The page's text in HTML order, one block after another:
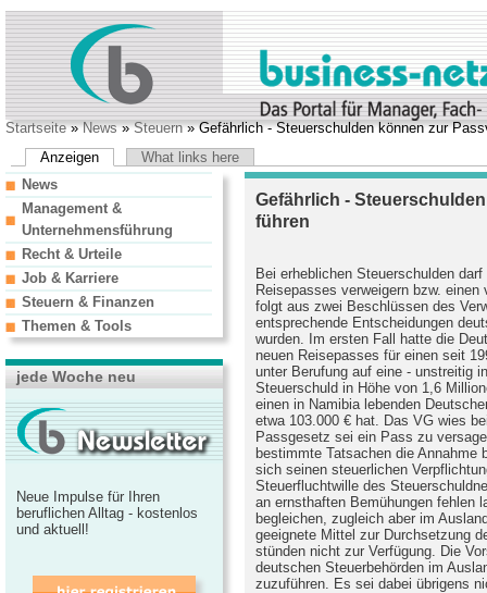
Startseite»News»Steuern» Gefährlich - Steuerschulden können zur
Anzeigen
What links here
Gefährlich -
führen
Bei erheblichen Steuerschulden
Reisepasses verweigern bzw.
folgt aus zwei Beschlüssen des
entsprechende Entscheidungen
wurden. Im ersten Fall hatte die
neuen Reisepasses für einen seit
unter Berufung auf eine - unstreitig
Steuerschuld in Höhe von 1,6
einen in Namibia lebenden
etwa 103.000 € hat. Das VG wies
Passgesetz sei ein Pass zu
bestimmte Tatsachen die Annahme
sich seinen steuerlichen
Steuerfluchtwille des
an ernsthaften Bemühungen fehlen
begleichen, zugleich aber im
geeignete Mittel zur Durchsetzung
stünden nicht zur Verfügung. Die
deutschen Steuerbehörden im
zuzuführen. Es sei dabei übrigens
News
Management &
Unternehmensführung
Recht & Urteile
Job & Karriere
Steuern & Finanzen
Themen & Tools
jede Woche neu
Neue Impulse für Ihren
beruflichen Alltag - kostenlos
und aktuell!